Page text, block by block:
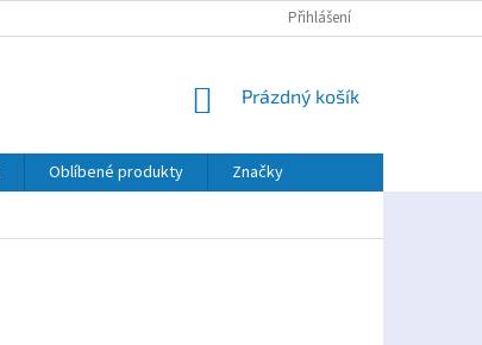
Přihlášení
NÁKUPNÍ
Prázdný košík
Oblíbené produkty
Značky